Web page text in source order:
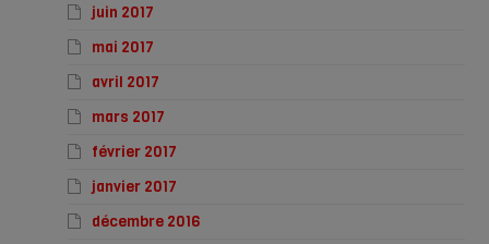
juin 2017
mai 2017
avril 2017
mars 2017
février 2017
janvier 2017
décembre 2016